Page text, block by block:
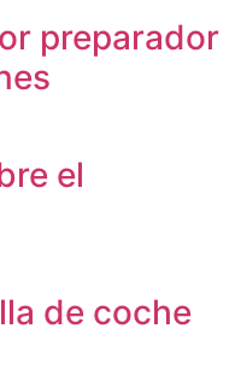
preparador
el
de coche